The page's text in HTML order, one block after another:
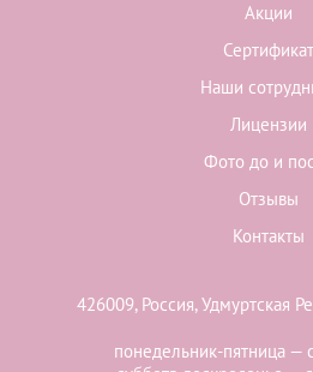
Акции
Сертификат
Наши
Лицензии
Фото до и
Отзывы
Контакты
426009, Россия, Удмуртская
понедельник-пятница —